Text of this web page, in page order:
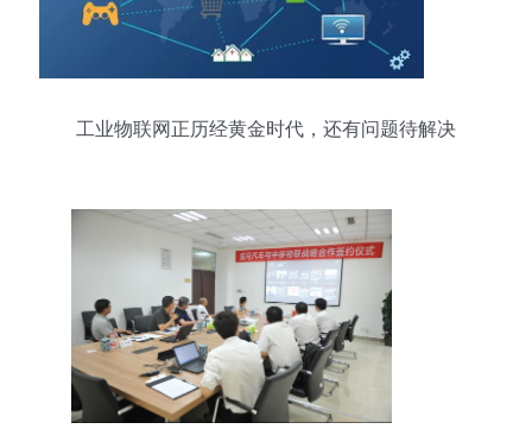
工业物联网正历经黄金时代，还有问题待解决